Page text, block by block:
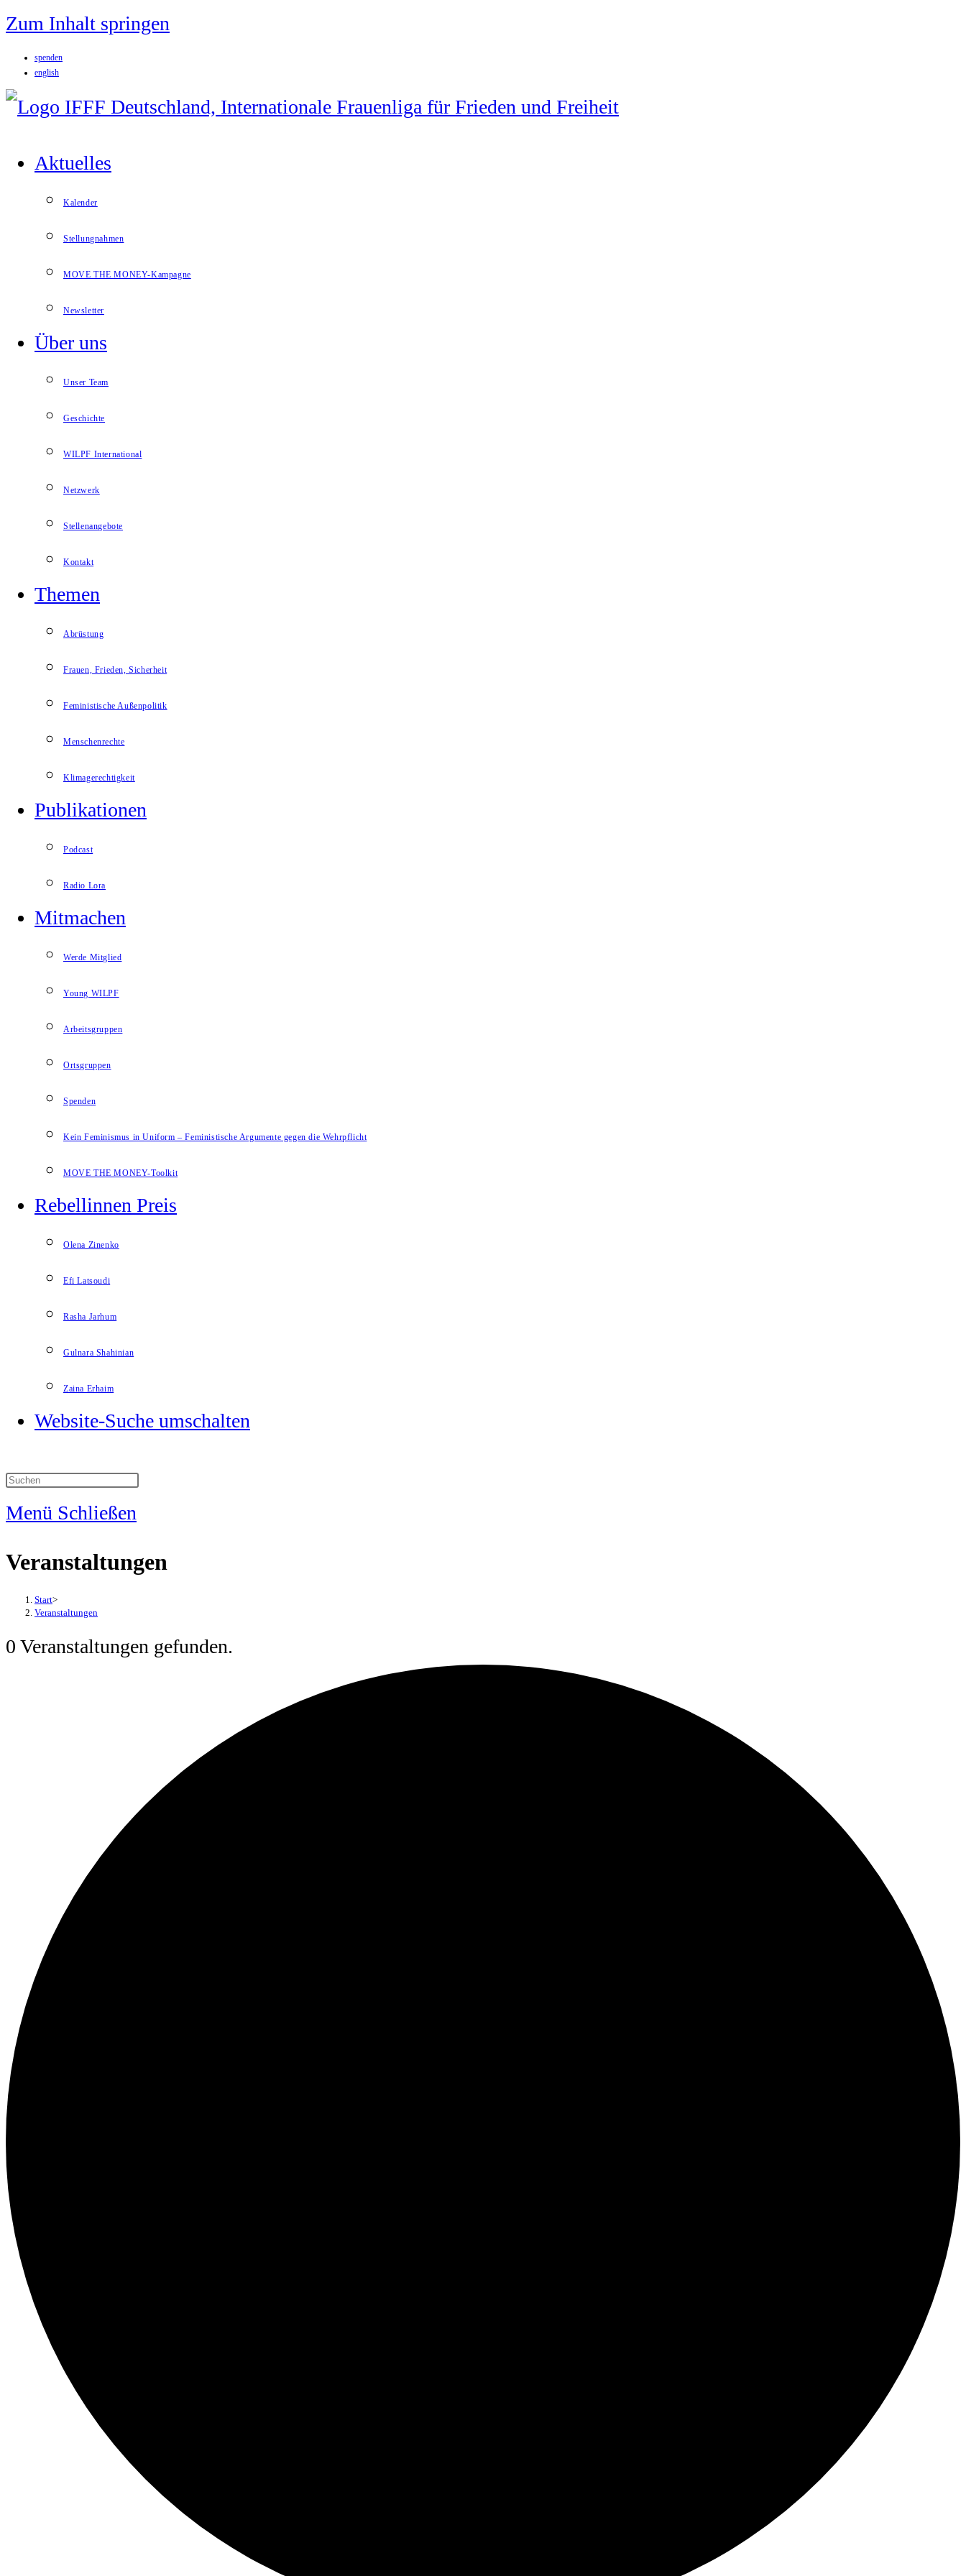
Zum Inhalt springen
spenden
english
Aktuelles
Kalender
Stellungnahmen
MOVE THE MONEY-Kampagne
Newsletter
Über uns
Unser Team
Geschichte
WILPF International
Netzwerk
Stellenangebote
Kontakt
Themen
Abrüstung
Frauen, Frieden, Sicherheit
Feministische Außenpolitik
Menschenrechte
Klimagerechtigkeit
Publikationen
Podcast
Radio Lora
Mitmachen
Werde Mitglied
Young WILPF
Arbeitsgruppen
Ortsgruppen
Spenden
Kein Feminismus in Uniform – Feministische Argumente gegen die Wehrpflicht
MOVE THE MONEY-Toolkit
Rebellinnen Preis
Olena Zinenko
Efi Latsoudi
Rasha Jarhum
Gulnara Shahinian
Zaina Erhaim
Website-Suche umschalten
Menü Schließen
Veranstaltungen
Start>
Veranstaltungen
0 Veranstaltungen gefunden.